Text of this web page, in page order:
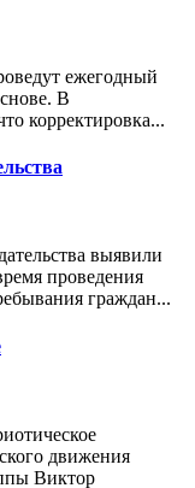
ежегодный
В
корректировка...
выявили
проведения
граждан...
движения
Виктор